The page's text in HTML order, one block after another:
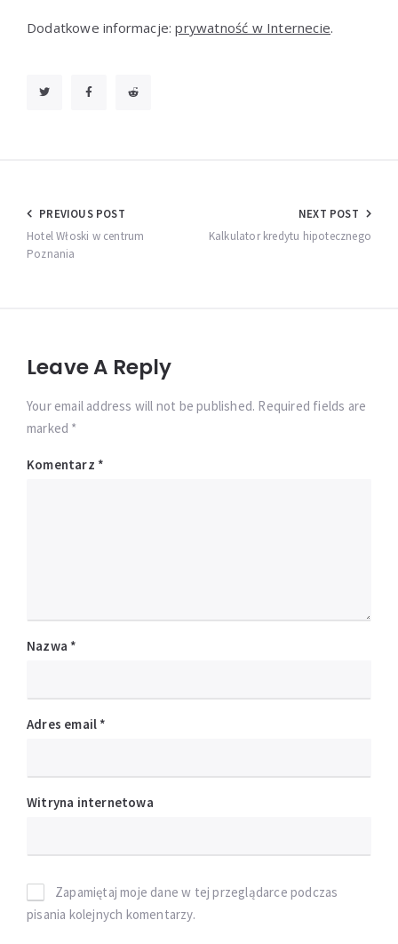
Dodatkowe informacje:prywatność w Internecie.
Nawigacja
wpisu
PREVIOUS POST
Hotel Włoski w centrum
Poznania
NEXT POST
Kalkulator kredytu hipotecznego
Leave A Reply
Your email address will not be published. Required fields are
marked *
Komentarz *
Nazwa *
Adres email *
Witryna internetowa
Zapamiętaj moje dane w tej przeglądarce podczas
pisania kolejnych komentarzy.